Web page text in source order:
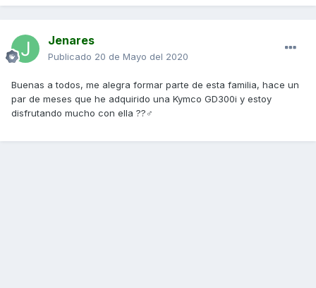
Jenares
Publicado 20 de Mayo del 2020
Buenas a todos, me alegra formar parte de esta familia, hace un
par de meses que he adquirido una Kymco GD300i y estoy
disfrutando mucho con ella ??‍♂️